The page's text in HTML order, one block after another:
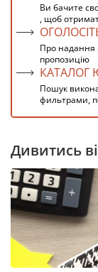
Ви бачите
, щоб
Про надання
пропозицію
КАТАЛОГ
Пошук
фильтрами,
Дивитись